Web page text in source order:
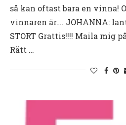
så kan oftast bara en vinna!
vinnaren är…. JOHANNA:
STORT Grattis!!!! Maila mig
Rätt …